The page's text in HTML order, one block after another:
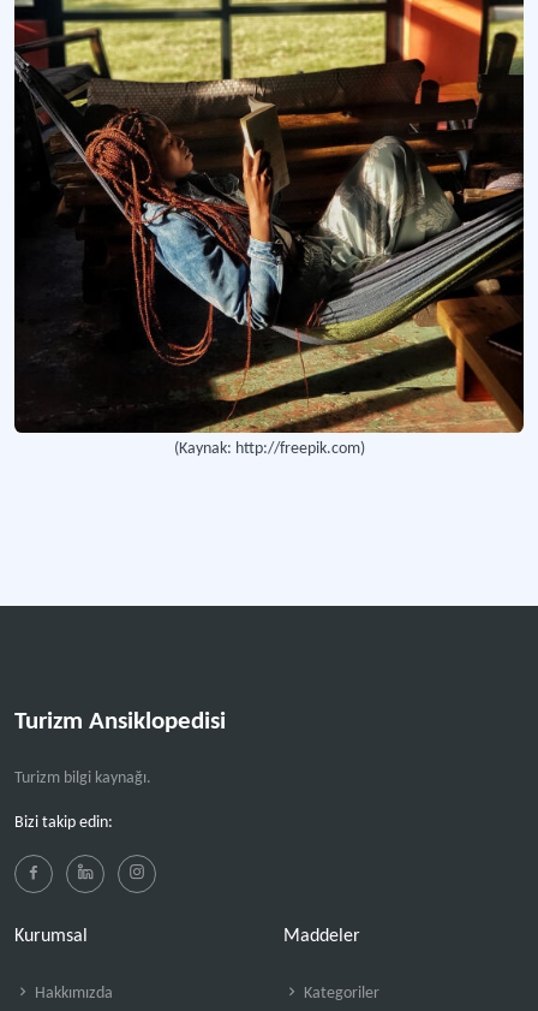
(Kaynak: http://freepik.com)
Turizm Ansiklopedisi
Turizm bilgi kaynağı.
Bizi takip edin:
Kurumsal
Hakkımızda
Maddeler
Kategoriler